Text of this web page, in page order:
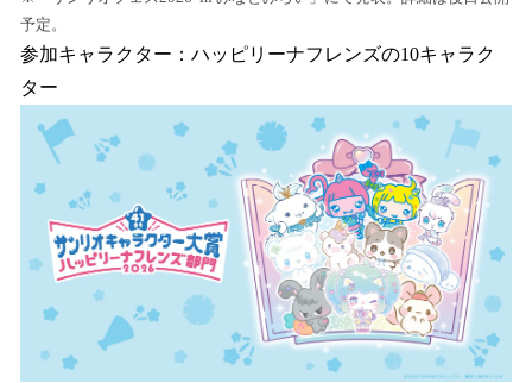
予定。
参加キャラクター：ハッピリーナフレンズの10キャラク
ター